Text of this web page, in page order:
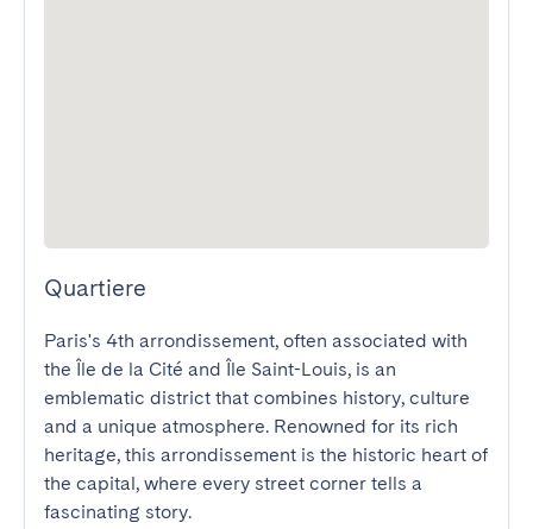
Quartiere
Paris's 4th arrondissement, often associated with
the Île de la Cité and Île Saint-Louis, is an
emblematic district that combines history, culture
and a unique atmosphere. Renowned for its rich
heritage, this arrondissement is the historic heart of
the capital, where every street corner tells a
fascinating story.